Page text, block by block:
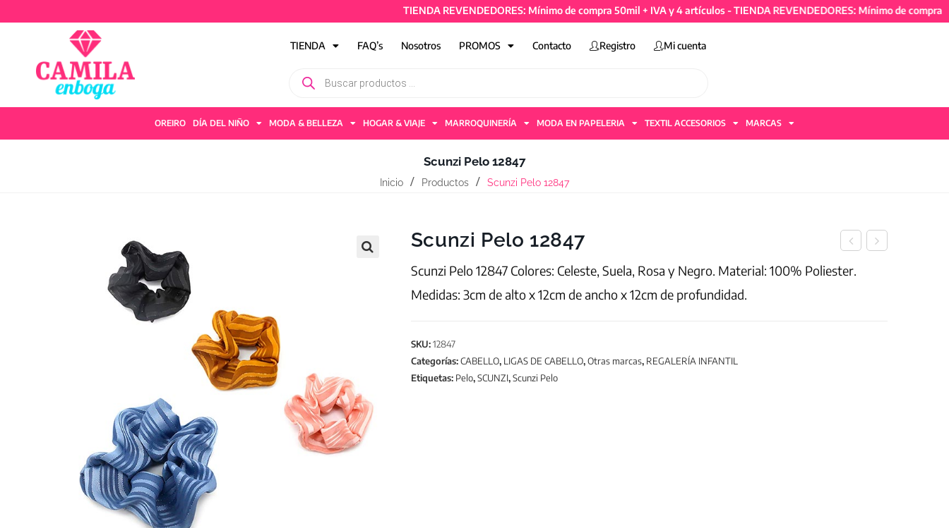
TIENDA REVENDEDORES: Mínimo de compra 50mil + IVA y 4 artículos - TIENDA REVENDEDORES: Mínimo de compra
TIENDA FAQ’s Nosotros PROMOS Contacto Registro Mi cuenta
OREIRO DÍA DEL NIÑO MODA & BELLEZA HOGAR & VIAJE MARROQUINERÍA MODA EN PAPELERIA TEXTIL ACCESORIOS MARCAS
Scunzi Pelo 12847
Inicio Productos Scunzi Pelo 12847
Scunzi Pelo 12847
Scunzi Pelo 12847 Colores: Celeste, Suela, Rosa y Negro. Material: 100% Poliester.
Medidas: 3cm de alto x 12cm de ancho x 12cm de profundidad.
SKU:12847
Categorías:CABELLO, LIGAS DE CABELLO,Otras marcas, REGALERÍA INFANTIL
Etiquetas: Pelo,SCUNZI,Scunzi Pelo